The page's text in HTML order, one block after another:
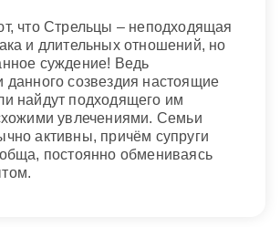
что Стрельцы – неподходящая
и длительных отношений, но
суждение! Ведь
данного созвездия настоящие
найдут подходящего им
увлечениями. Семьи
активны, причём супруги
постоянно обмениваясь